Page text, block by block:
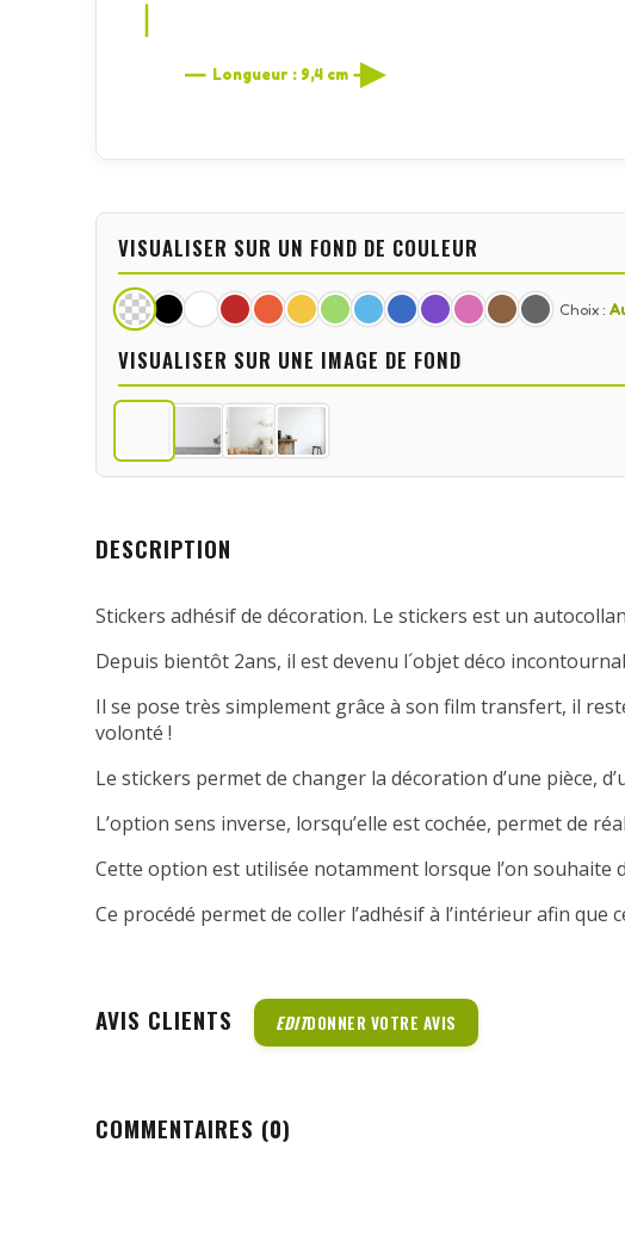
Longueur : 9,4 cm
VISUALISER SUR UN FOND DE COULEUR
Choix :
VISUALISER SUR UNE IMAGE DE FOND
DESCRIPTION
Stickers adhésif de décoration. Le stickers est un
Depuis bientôt 2ans, il est devenu l´objet déco
Il se pose très simplement grâce à son film transfert, il
volonté !
Le stickers permet de changer la décoration d’une pièce,
L’option sens inverse, lorsqu’elle est cochée, permet de
Cette option est utilisée notamment lorsque l’on
Ce procédé permet de coller l’adhésif à l’intérieur afin que
AVIS CLIENTS EDITDONNER VOTRE AVIS
COMMENTAIRES (0)